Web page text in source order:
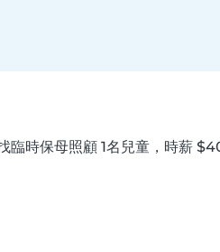
臨時保母照顧 1名兒童，時薪